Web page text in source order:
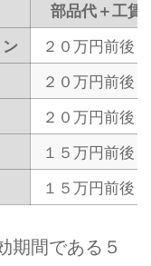
部品代＋工賃
２０万円前後～
２０万円前後～
２０万円前後～
１５万円前後～
１５万円前後～
期間である５